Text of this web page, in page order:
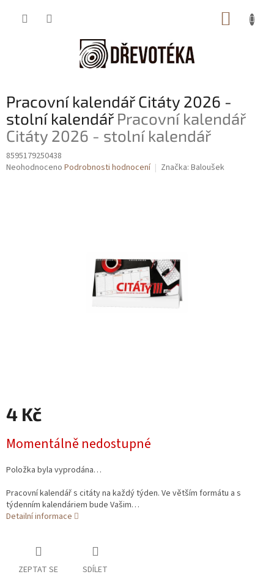
Pracovní kalendář Citáty 2026 -
stolní kalendář Pracovní kalendář
Citáty 2026 - stolní kalendář
8595179250438
Průměrné
Neohodnoceno Podrobnosti hodnocení Značka: Baloušek
4 Kč
cena:
Momentálně nedostupné
Položka byla vyprodána…
Pracovní kalendář s citáty na každý týden. Ve větším formátu a s
týdenním kalendáriem bude Vašim…
Detailní informace
ZEPTAT SE SDÍLET